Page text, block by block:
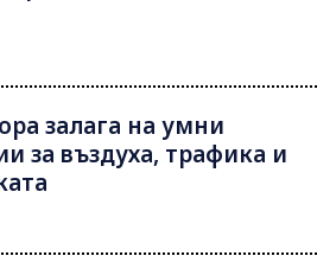
залага на умни
за въздуха, трафика и